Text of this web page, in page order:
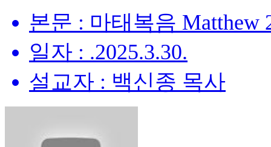
본문 : 마태복음 Matthew
일자 : .2025.3.30.
설교자 : 백신종 목사